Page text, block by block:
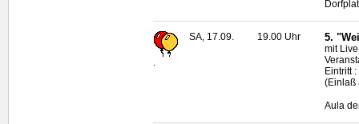
.
SA, 17.09. 19.00 Uhr 5.
mit Live
Eintritt
(Einlaß
Aula